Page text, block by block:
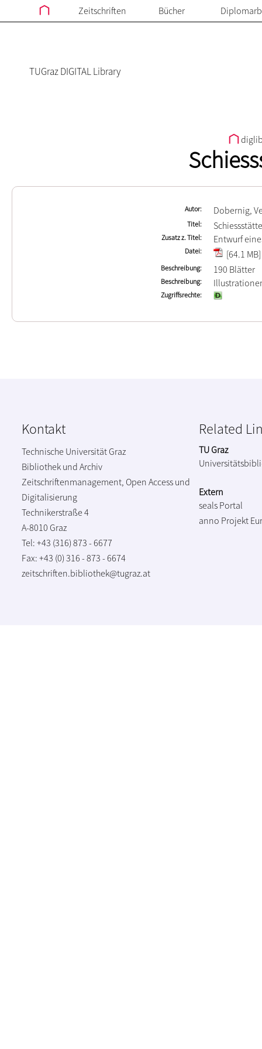
Zeitschriften Bücher
TUGraz DIGITAL Library
Autor Dobernig,
Titel
Zusatz z. Titel Entwurf
Datei [64.1 MB]
Beschreibung 190 Blätter
Beschreibung
Zugriffsrechte
Kontakt
Technische Universität Graz
Bibliothek und Archiv
Zeitschriftenmanagement, Open Access und
Digitalisierung
Technikerstraße 4
A-8010 Graz
Tel: +43 (316) 873 - 6677
Fax: +43 (0) 316 - 873 - 6674
zeitschriften.bibliothek@tugraz.at
Related
TU Graz
Extern
seals Portal
anno Projekt